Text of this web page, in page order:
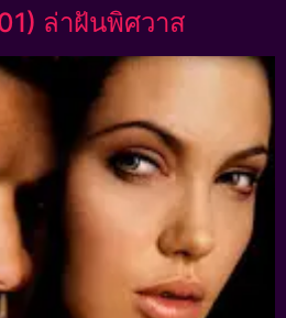
ล่าฝันพิศวาส